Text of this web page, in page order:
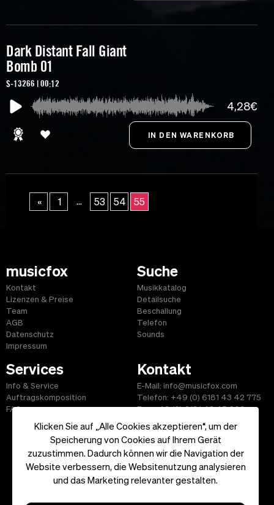
Klicken Sie auf „Alle Cookies akzeptieren“, um der
Speicherung von Cookies auf Ihrem Gerät
zuzustimmen. Dadurch können wir die Navigation der
Website verbessern, die Websitenutzung analysieren
und das Marketing relevanter gestalten.
Dark Distant Fall Giant
Bomb 01
S-13266 | 00:12
4,28€
« 1 ... 53 54 55
musicfox
Kontakt
Lizenzen & Preise
Team
AGB
Datenschutz
Impressum
Suche
Musikkatalog
Detailsuche
Beschallung
Telefon
Sounds
Services
Info & Service
Auftragskomposition
FAQ
Kontakt
E-Mail: info@musicfox.com
Telefon: +49 (0) 6181 43 42 775
Fax: +49 (0) 6181 43 45 609
Start|Informationen|AGB|Kontakt
Copyright ©2026 musicfox.com - Gemafreie Musik. All Rights